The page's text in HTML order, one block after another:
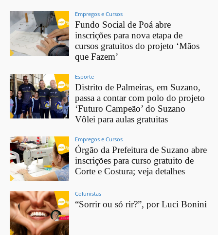
Empregos e Cursos
Fundo Social de Poá abre
inscrições para nova etapa de
cursos gratuitos do projeto ‘Mãos
que Fazem’
Esporte
Distrito de Palmeiras, em Suzano,
passa a contar com polo do projeto
‘Futuro Campeão’ do Suzano
Vôlei para aulas gratuitas
Empregos e Cursos
Órgão da Prefeitura de Suzano abre
inscrições para curso gratuito de
Corte e Costura; veja detalhes
Colunistas
“Sorrir ou só rir?”, por Luci Bonini